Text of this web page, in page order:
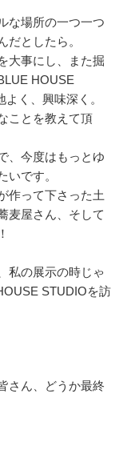
な場所の一つ一つ
だとしたら。
大事にし、また掘
HOUSE
く、興味深く。
ことを教えて頂
、今度はもっとゆ
いです。
作って下さった土
麦屋さん、そして
私の展示の時じゃ
STUDIOを訪
さん、どうか最終